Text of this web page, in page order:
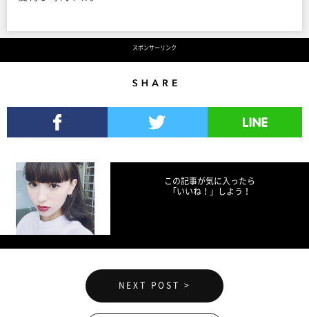
スポンサーリンク
この記事が気に入ったら
「いいね！」しよう！
NEXT POST >